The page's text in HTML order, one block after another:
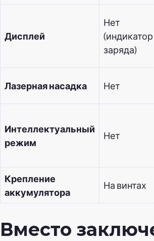
Дисплей
Нет
(индикатор
заряда)
Лазерная насадка Нет
Интеллектуальный
режим
Нет
Крепление
аккумулятора
На винтах
Вместо